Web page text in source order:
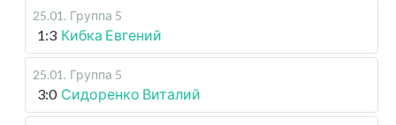
25.01 . Группа 5
1:3 Кибка Евгений
25.01 . Группа 5
3:0 Сидоренко Виталий